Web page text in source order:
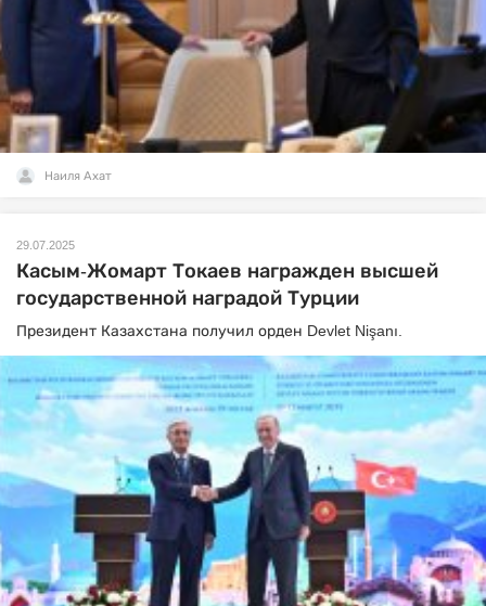
Наиля Ахат
29.07.2025
Касым-Жомарт Токаев награжден высшей
государственной наградой Турции
Президент Казахстана получил орден Devlet Nişanı.